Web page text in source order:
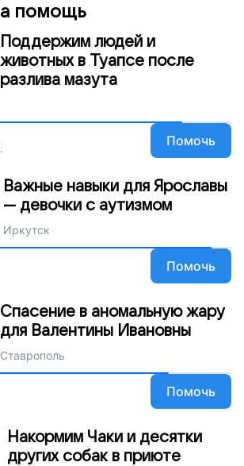
могут помочь, поддержите наш
помощь
Поддержим людей и
животных в Туапсе после
разлива мазута
Помочь
Важные навыки для Ярославы
— девочки с аутизмом
Иркутск
Помочь
Спасение в аномальную жару
для Валентины Ивановны
Ставрополь
Помочь
Накормим Чаки и десятки
других собак в приюте